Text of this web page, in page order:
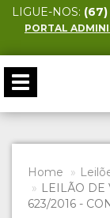
LIGUE-NOS:
PORTAL
Toggle
navigation
Home
LEILÃO DE
623/2016 -